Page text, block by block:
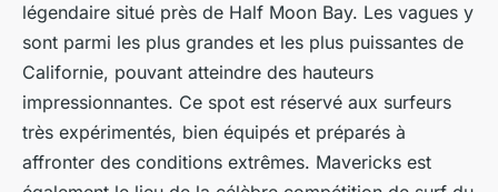
légendaire situé près de Half Moon Bay. Les vagues y
sont parmi les plus grandes et les plus puissantes de
Californie, pouvant atteindre des hauteurs
impressionnantes. Ce spot est réservé aux surfeurs
très expérimentés, bien équipés et préparés à
affronter des conditions extrêmes. Mavericks est